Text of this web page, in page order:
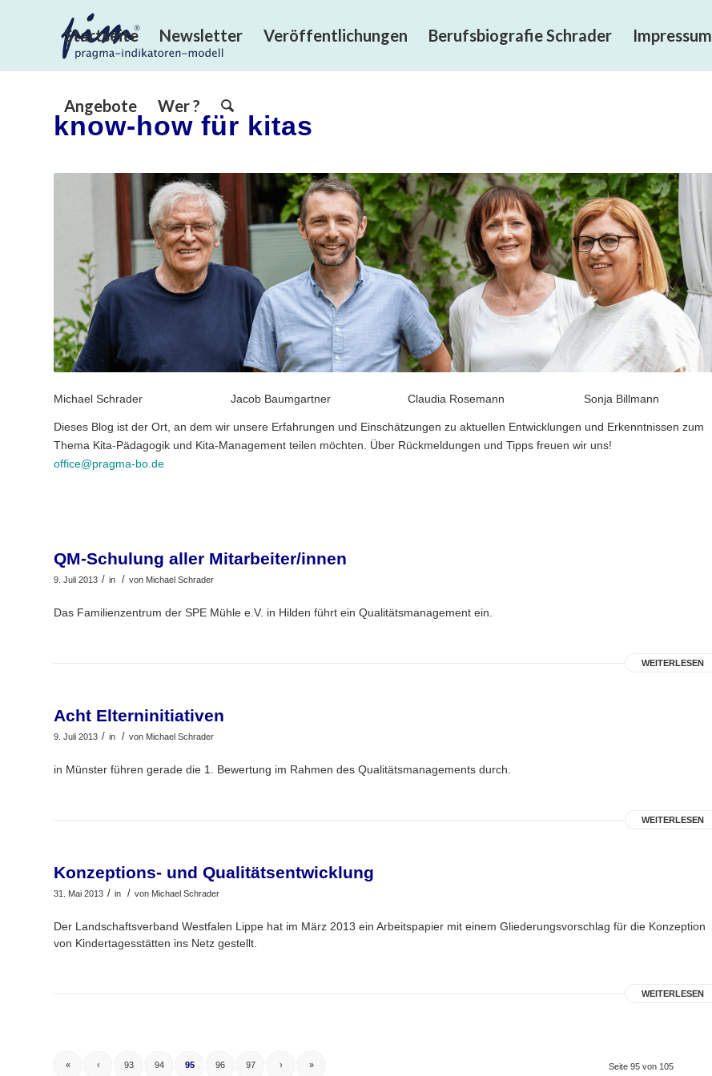
Startseite Newsletter Veröffentlichungen Berufsbiografie Schrader Impressum
Angebote Wer ?
know-how für kitas
Michael Schrader Jacob Baumgartner Claudia Rosemann Sonja Billmann
Dieses Blog ist der Ort, an dem wir unsere Erfahrungen und Einschätzungen zu aktuellen Entwicklungen und Erkenntnissen zum
Thema Kita-Pädagogik und Kita-Management teilen möchten. Über Rückmeldungen und Tipps freuen wir uns!
office@pragma-bo.de
QM-Schulung aller Mitarbeiter/innen
9. Juli 2013 / in / von Michael Schrader
Das Familienzentrum der SPE Mühle e.V. in Hilden führt ein Qualitätsmanagement ein.
WEITERLESEN
Acht Elterninitiativen
9. Juli 2013 / in / von Michael Schrader
in Münster führen gerade die 1. Bewertung im Rahmen des Qualitätsmanagements durch.
WEITERLESEN
Konzeptions- und Qualitätsentwicklung
31. Mai 2013 / in / von Michael Schrader
Der Landschaftsverband Westfalen Lippe hat im März 2013 ein Arbeitspapier mit einem Gliederungsvorschlag für die Konzeption
von Kindertagesstätten ins Netz gestellt.
WEITERLESEN
Seite 95 von 105
« ‹ 93 94 95 96 97 › »